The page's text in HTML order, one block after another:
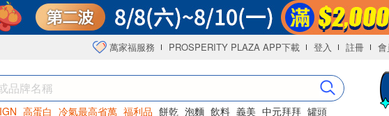
萬家福服務 PROSPERITY PLAZA APP下載 登入 註冊
高蛋白 冷氣最高省萬 福利品 餅乾 泡麵 飲料 義美 中元拜拜 罐頭